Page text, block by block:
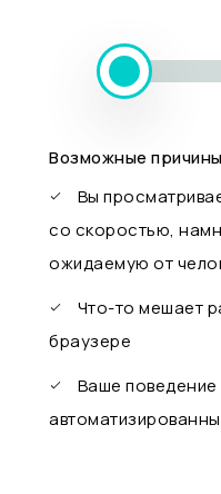
Возможные
Вы
со скоростью,
ожидаемую от
Что-то мешает
браузере
Ваше